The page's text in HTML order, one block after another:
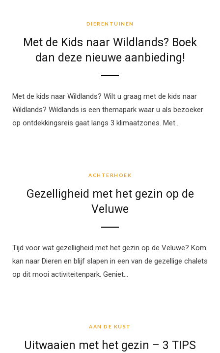
DIERENTUINEN
Met de Kids naar Wildlands? Boek
dan deze nieuwe aanbieding!
Met de kids naar Wildlands? Wilt u graag met de kids naar
Wildlands? Wildlands is een themapark waar u als bezoeker
op ontdekkingsreis gaat langs 3 klimaatzones. Met…
ACHTERHOEK
Gezelligheid met het gezin op de
Veluwe
Tijd voor wat gezelligheid met het gezin op de Veluwe? Kom
kan naar Dieren en blijf slapen in een van de gezellige chalets
op dit mooi activiteitenpark. Geniet…
AAN DE KUST
Uitwaaien met het gezin – 3 TIPS